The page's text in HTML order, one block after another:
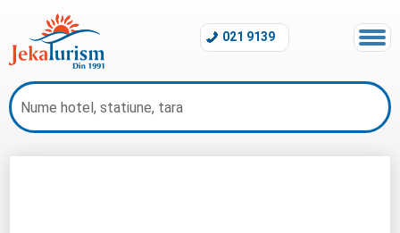
021 9139